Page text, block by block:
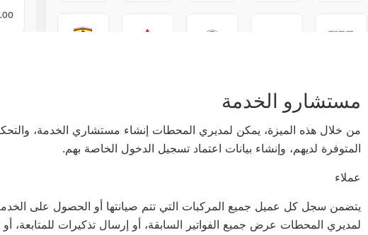
مستشارو الخدمة
من خلال هذه الميزة، يمكن لمديري المحطات إنشاء مستشاري الخدمة،
المتوفرة لديهم، وإنشاء بيانات اعتماد تسجيل الدخول الخاصة بهم.
عملاء
يتضمن سجل كل عميل جميع المركبات التي تتم صيانتها أو الحصول على
لمديري المحطات عرض جميع الفواتير السابقة، أو إرسال تذكيرات للمتابعة، أو